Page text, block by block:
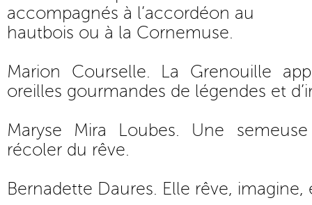
accompagnés à l’accordéon au
hautbois ou à la Cornemuse.
Marion Courselle. La Grenouille
oreilles gourmandes de légendes et
Maryse Mira Loubes. Une
récoler du rêve.
Bernadette Daures. Elle rêve,